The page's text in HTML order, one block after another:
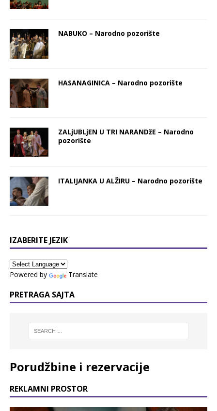
NABUKO – Nаrodno pozorište
HASANAGINICA – Nаrodno pozorište
ZALjUBLjEN U TRI NARANDžE – Nаrodno
pozorište
ITALIJANKA U ALŽIRU – Nаrodno pozorište
IZABERITE JEZIK
Powered by Translate
PRETRAGA SAJTA
Porudžbine i rezervacije
REKLAMNI PROSTOR